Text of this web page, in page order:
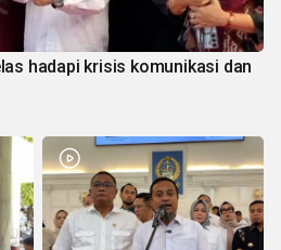
hadapi krisis komunikasi dan